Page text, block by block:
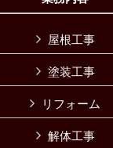
屋根工事
塗装工事
リフォーム
解体工事